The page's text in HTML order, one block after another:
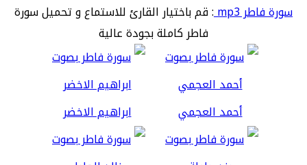
سورة فاطر mp3
: قم باختيار القارئ للاستماع و تحميل سورة
فاطر كاملة بجودة عالية
أحمد العجمي ابراهيم الاخضر